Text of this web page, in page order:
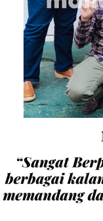
“Sangat
berbagai
memandang